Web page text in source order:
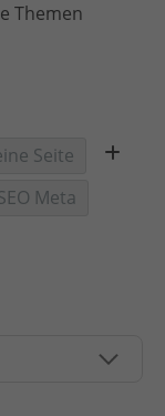
Themen
Seite
Meta